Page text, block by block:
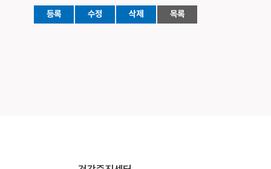
등록 수정 삭제 목록